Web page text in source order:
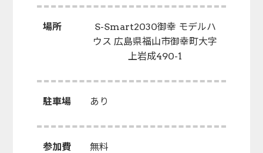
場所
S-Smart2030御幸 モデルハ
ウス 広島県福山市御幸町大字
上岩成490-1
駐車場 あり
参加費 無料